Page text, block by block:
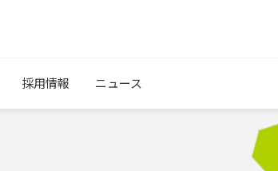
採用情報 ニュース